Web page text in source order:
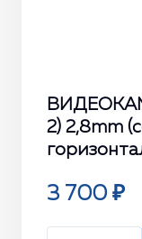
2) 2,8mm
3 700 ₽